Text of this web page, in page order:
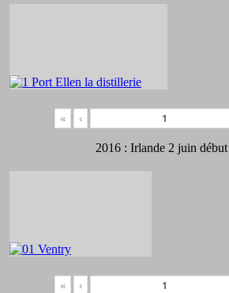
« ‹
2016 : Irlande 2 juin
« ‹